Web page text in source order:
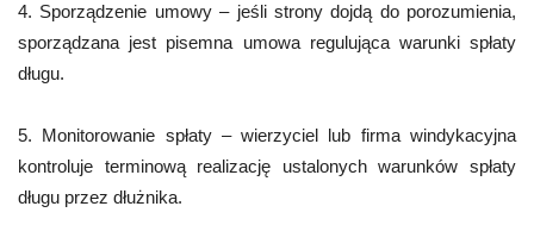
4. Sporządzenie umowy – jeśli strony dojdą do porozumienia,
sporządzana jest pisemna umowa regulująca warunki spłaty
długu.
5. Monitorowanie spłaty – wierzyciel lub firma windykacyjna
kontroluje terminową realizację ustalonych warunków spłaty
długu przez dłużnika.